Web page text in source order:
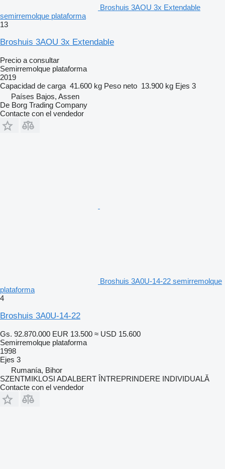
Broshuis 3AOU 3x Extendable
semirremolque plataforma
13
Broshuis 3AOU 3x Extendable
Precio a consultar
Semirremolque plataforma
2019
Capacidad de carga 41.600 kg Peso neto 13.900 kg Ejes 3
Países Bajos, Assen
De Borg Trading Company
Contacte con el vendedor
Broshuis 3A0U-14-22 semirremolque
plataforma
4
Broshuis 3A0U-14-22
Gs. 92.870.000 EUR 13.500 ≈ USD 15.600
Semirremolque plataforma
1998
Ejes 3
Rumanía, Bihor
SZENTMIKLOSI ADALBERT ÎNTREPRINDERE INDIVIDUALĂ
Contacte con el vendedor